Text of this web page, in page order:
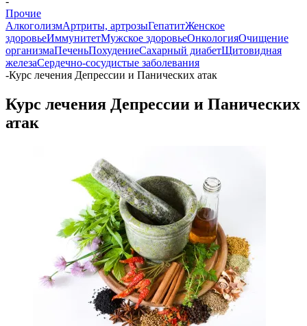
Прочие
АлкоголизмАртриты, артрозыГепатитЖенское
здоровьеИммунитетМужское здоровьеОнкологияОчищение
организмаПеченьПохудениеСахарный диабетЩитовидная
железаСердечно-сосудистые заболевания
-Курс лечения Депрессии и Панических атак
Курс лечения Депрессии и Панических
атак